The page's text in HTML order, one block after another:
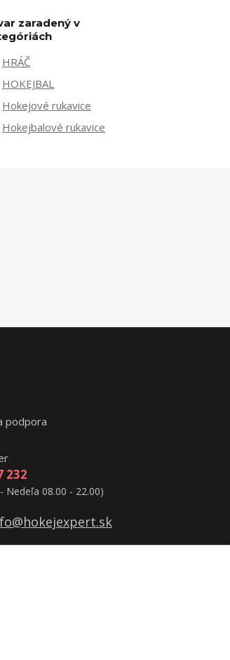
zaradený v
HRÁČ
HOKEJBAL
Hokejové rukavice
Hokejbalové rukavice
podpora
232
Nedeľa 08.00 - 22.00)